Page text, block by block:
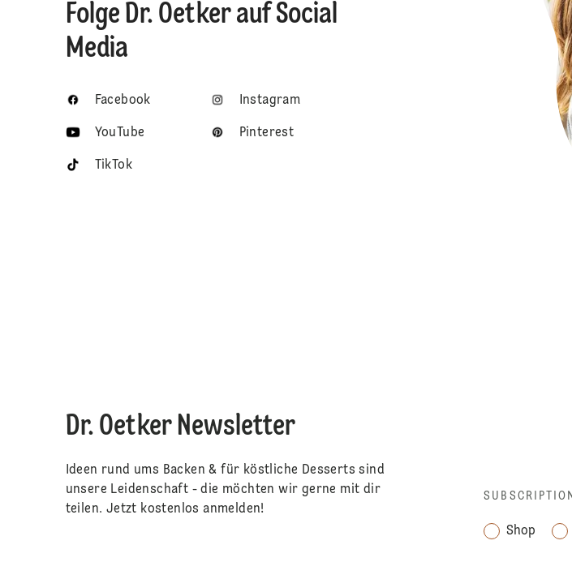
Folge Dr. Oetker auf Social
Media
Facebook Instagram
YouTube Pinterest
TikTok
Dr. Oetker Newsletter
Ideen rund ums Backen & für köstliche Desserts sind
unsere Leidenschaft - die möchten wir gerne mit dir
teilen. Jetzt kostenlos anmelden!
SUBSCRIPTION
Shop